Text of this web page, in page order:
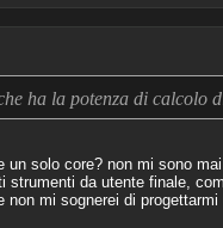
ha la potenza di calcolo
solo core? non mi sono
da utente finale,
mi sognerei di